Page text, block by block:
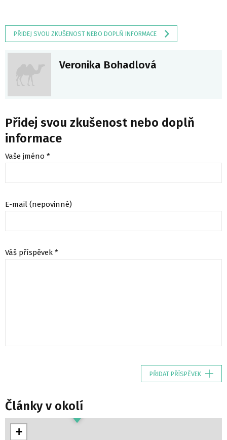
PŘIDEJ SVOU ZKUŠENOST NEBO DOPLŇ INFORMACE
Veronika Bohadlová
Přidej svou zkušenost nebo doplň
informace
Vaše jméno *
E-mail (nepovinné)
Váš příspěvek *
PŘIDAT PŘÍSPĚVEK
Články v okolí
+